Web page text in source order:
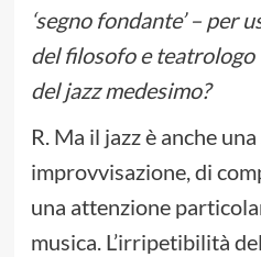
‘segno fondante’ – per
del filosofo e
del jazz medesimo?
R. Ma il jazz è anche
improvvisazione, di
una attenzione
musica. L’irripetibilità